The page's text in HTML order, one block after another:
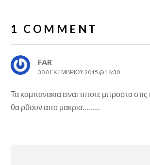
1 COMMENT
FAR
30 ΔΕΚΕΜΒΡΊΟΥ 2015 @ 16:30
Τα καμπανακια ειναι τιποτε μπροστα
θα ρθουν απο μακρια………